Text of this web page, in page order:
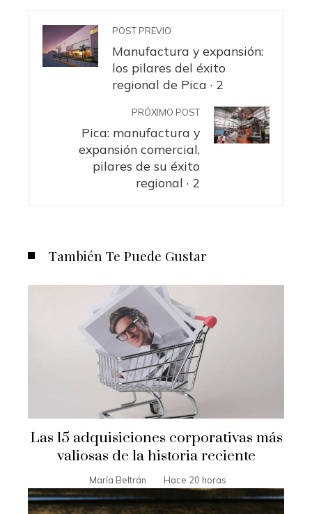
POST PREVIO
Manufactura y expansión:
los pilares del éxito
regional de Pica · 2
PRÓXIMO POST
Pica: manufactura y
expansión comercial,
pilares de su éxito
regional · 2
También Te Puede Gustar
Las 15 adquisiciones corporativas más
valiosas de la historia reciente
María Beltrán Hace 20 horas